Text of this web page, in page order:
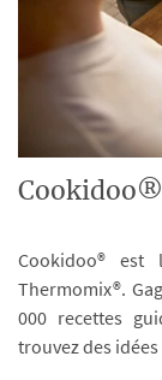
Cookidoo® est
Thermomix®.
000 recettes
trouvez des